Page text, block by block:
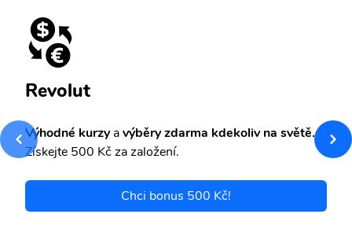
Revolut
Výhodné kurzyavýběry zdarma kdekoliv na světě.
Získejte 500 Kč za založení.
Chci bonus 500 Kč!